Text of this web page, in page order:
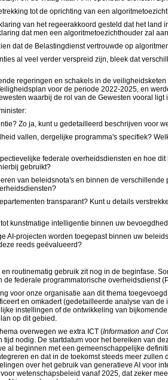
tot de oprichting van een
van het regeerakkoord gesteld dat het
dat men een algoritmetoezichthouder zal
dat de Belastingdienst vertrouwde op
al veel verder verspreid zijn, bleek dat
regeringen en schakels in de
voor de periode 2022-2025, en
waarbij de rol van de Gewesten vooral ligt
Zo ja, kunt u gedetailleerd beschrijven voor
vallen, dergelijke programma's specifiek?
federale overheidsdiensten en hoe
gebruikt?
van beleidsnota's en binnen de
transparant? Kunt u details
kunstmatige intelligentie binnen uw
AI-projecten worden toegepast binnen uw
reeds geëvalueerd?
routinematig gebruik zit nog in de beginfase.
federale programmatorische overheidsdienst
voor onze organisatie aan dit thema
en omkadert (gedetailleerde analyse van
instellingen of de ontwikkeling van
op dit gebied.
overwegen we extra ICT (Information and
nodig. De startdatum voor het bereiken van
al beginnen met een gemeenschappelijke
en dat in de toekomst steeds meer
over het gebruik van generatieve AI voor
wetenschapsbeleid vanaf 2025, dat zeker